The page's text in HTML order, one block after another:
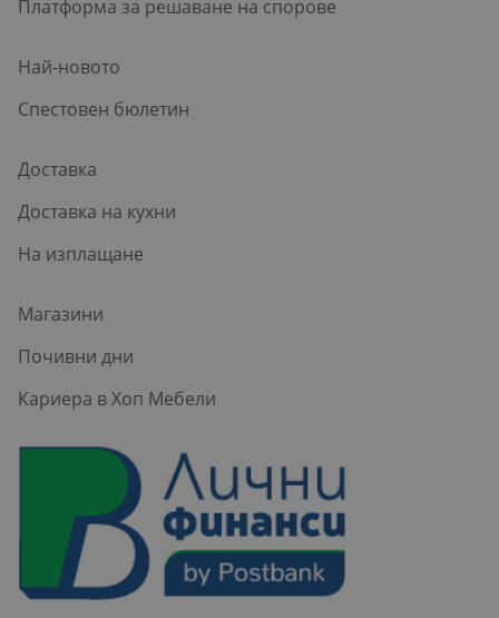
Платформа за решаване на спорове
Най-новото
Спестовен бюлетин
Доставка
Доставка на кухни
На изплащане
Магазини
Почивни дни
Кариера в Хоп Мебели